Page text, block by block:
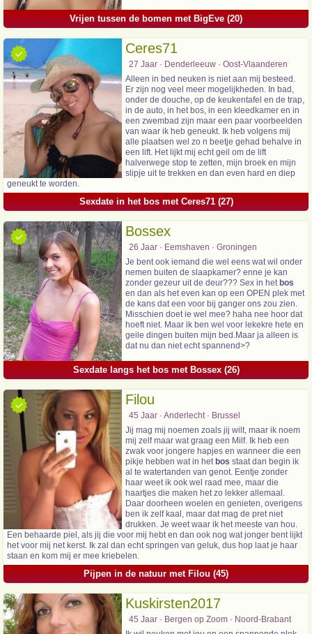
Vrijen tussen de bomen met BigEve (20)
Ceres71
27 Jaar · Denderleeuw · Oost-Vlaanderen
Alleen in bed neuken is niet aan mij besteed.
Er zijn nog veel meer mogelijkheden. In bad,
onder de douche, op de keukentafel en de trap,
in de auto, in het bos, in een kleedkamer en in
een zwembad zijn maar een paar voorbeelden
van waar ik heb geneukt. Ik heb volgens mij
alle plaatsen wel zo n beetje gehad behalve in
een lift. Het lijkt mij echt geil om de lift
halverwege stop te zetten, mijn broek en mijn
slipje uit te trekken en dan even hard en diep
geneukt te worden.
Sexdate in het bos met Ceres71 (27)
Bossex
26 Jaar · Eemshaven · Groningen
Je bent ook iemand die wel eens wat wil onder
nemen buiten de slaapkamer? enne je kan
zonder gezeur uit de deur??? Sex in het bos
en dan als het even kan op een OPEN plek met
de kans dat een voor bij ganger ons zou zien.
Misschien doet ie wel mee? haha nee hoor dat
hoeft niet. Maar ik ben wel voor lekekre hete en
geile dingen buiten mijn bed.Maar ja alleen is
dat nu dan niet echt spannend>?
Sexdate langs het bos met Bossex (26)
Filou
45 Jaar · Anderlecht · Brussel
Jij mag mij noemen zoals jij wilt, maar ik noem
mij zelf maar wat graag een Milf. Ik heb een
zwak voor jongere hapjes en wanneer die een
pikje hebben wat in het bos staat dan begin ik
al te watertanden van genot. Eentje zonder
haar weet ik ook wel raad mee, maar die
haartjes die maken het zo lekker allemaal.
Daar doorheen woelen en genieten, overigens
ben ik zelf kaal, maar dat mag de pret niet
drukken. Je weet waar ik het meeste van hou.
Een behaarde piel, als jij die voor mij hebt en dan ook nog wat jonger bent lijkt
het voor mij net kerst. Ik zal dan echt springen van geluk, dus hop laat je haar
staan en kom mij er mee kriebelen.
Pijpen in de natuur met Filou (45)
Kuskirsten2017
45 Jaar · Bergen op Zoom · Noord-Brabant